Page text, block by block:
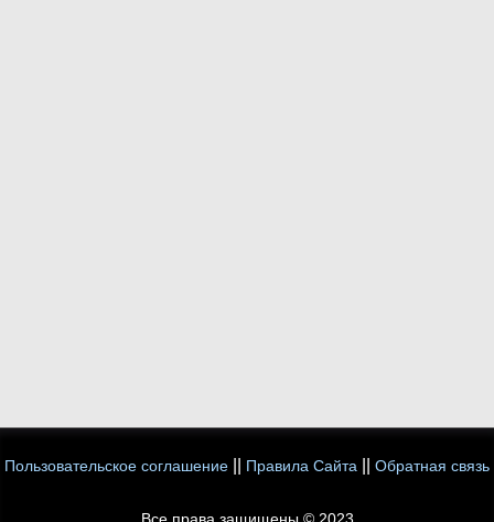
Пользовательское соглашение Правила Сайта Обратная связь